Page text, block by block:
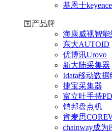
基恩士
国产品牌
海康威视智能
东大AUTOID
优博讯Urovo
新大陆采集器
Idata移动数据
捷宝采集器
富立叶手持
销邦盘点机
肯麦思
chainway成